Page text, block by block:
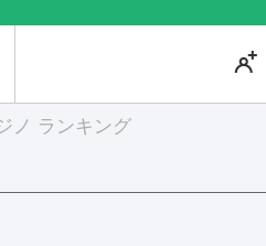
ノ ランキング